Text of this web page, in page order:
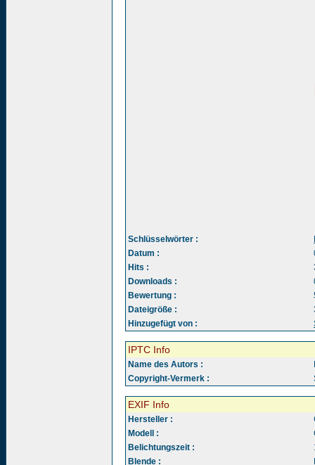
Schlüsselwörter :
Datum :
Hits :
Downloads :
Bewertung :
Dateigröße :
Hinzugefügt von :
IPTC Info
Name des Autors :
Copyright-Vermerk :
EXIF Info
Hersteller :
Modell :
Belichtungszeit :
Blende :